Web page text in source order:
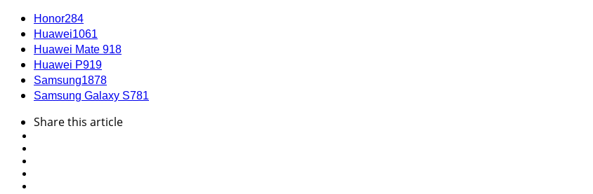
Honor284
Huawei1061
Huawei Mate 918
Huawei P919
Samsung1878
Samsung Galaxy S781
Sharethis article